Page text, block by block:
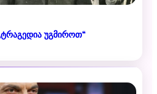
უგმიროთ“